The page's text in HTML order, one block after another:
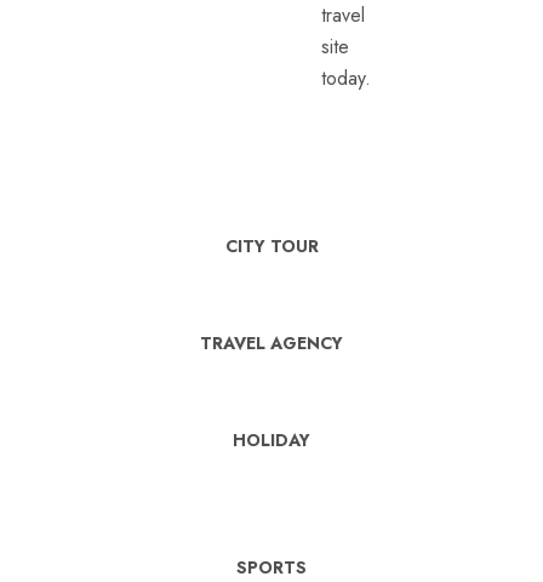
travel
site
today.
CITY TOUR
TRAVEL AGENCY
HOLIDAY
SPORTS